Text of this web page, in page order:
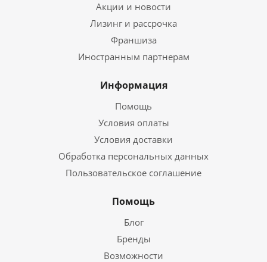
Акции и новости
Лизинг и рассрочка
Франшиза
Иностранным партнерам
Информация
Помощь
Условия оплаты
Условия доставки
Обработка персональных данных
Пользовательское соглашение
Помощь
Блог
Бренды
Возможности